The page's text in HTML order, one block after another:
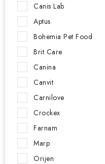
Canis Lab
Aptus
Bohemia Pet Food
Brit Care
Canina
Canvit
Carnilove
Crockex
Farnam
Marp
Orijen